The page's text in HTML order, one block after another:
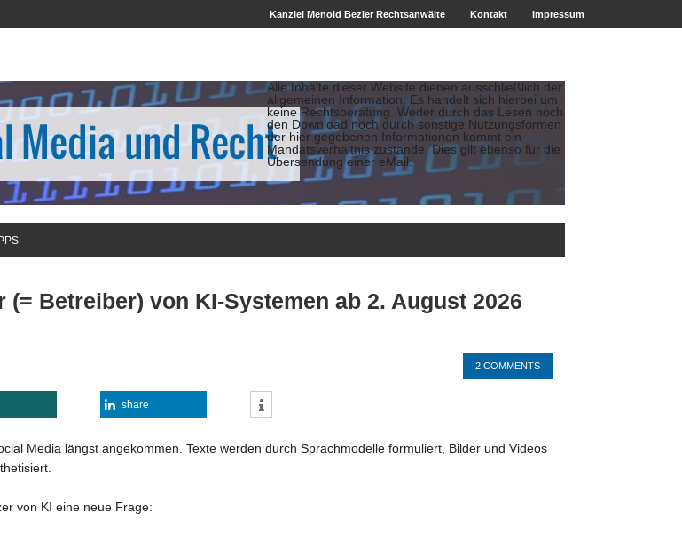
Kanzlei Menold Bezler Rechtsanwälte Kontakt Impressum
Alle Inhalte dieser Website dienen ausschließlich der
allgemeinen Information. Es handelt sich hierbei um
keine Rechtsberatung. Weder durch das Lesen noch
den Download noch durch sonstige Nutzungsformen
der hier gegebenen Informationen kommt ein
Mandatsverhältnis zustande. Dies gilt ebenso für die
Übersendung einer eMail.
Betreiber) von KI-Systemen ab 2. August 2026
2 COMMENTS
share
Media längst angekommen. Texte werden durch Sprachmodelle formuliert, Bilder und Videos
von KI eine neue Frage: